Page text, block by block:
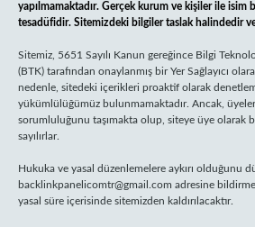
yapılmamaktadır. Gerçek kurum ve kişiler ile isim
tesadüfidir. Sitemizdeki bilgiler taslak halindedir
Sitemiz, 5651 Sayılı Kanun gereğince Bilgi
(BTK) tarafından onaylanmış bir Yer Sağlayıcı
nedenle, sitedeki içerikleri proaktif olarak
yükümlülüğümüz bulunmamaktadır. Ancak,
sorumluluğunu taşımakta olup, siteye üye olarak
sayılırlar.
Hukuka ve yasal düzenlemelere aykırı olduğunu
backlinkpanelicomtr@gmail.com adresine
yasal süre içerisinde sitemizden kaldırılacaktır.